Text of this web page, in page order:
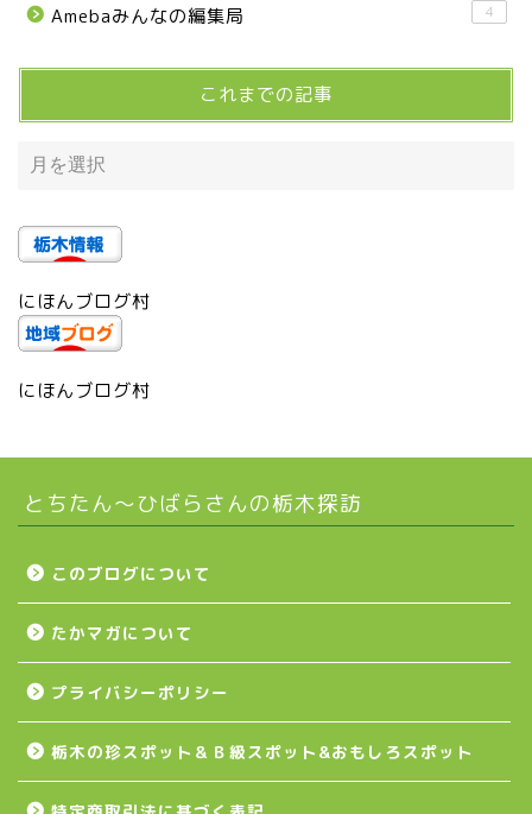
Amebaみんなの編集局 4
これまでの記事
にほんブログ村
にほんブログ村
とちたん〜ひばらさんの栃木探訪
このブログについて
たかマガについて
プライバシーポリシー
栃木の珍スポット＆Ｂ級スポット&おもしろスポット
宇都宮の震災後の様子